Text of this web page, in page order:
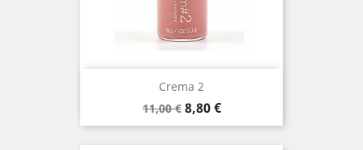
Crema 2
Prezzo
base
11,00 € Prezzo
8,80 €